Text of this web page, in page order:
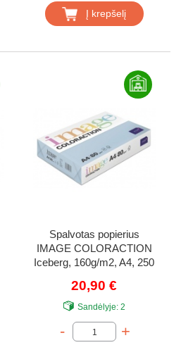
Į krepšelį
Spalvotas popierius
IMAGE COLORACTION
Iceberg, 160g/m2, A4, 250
(Iceblue)
20,90 €
Sandėlyje:2
- +